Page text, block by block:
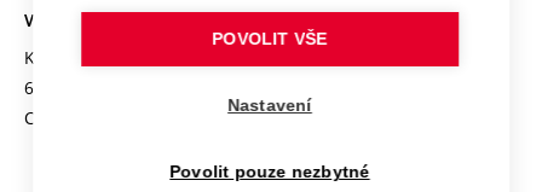
VYSOKÉ UČENÍ TECHNICKÉ V BRNĚ
Kolejní 2906/4
612 00 Brno
Czech Republic
POVOLIT VŠE
Nastavení
Povolit pouze nezbytné